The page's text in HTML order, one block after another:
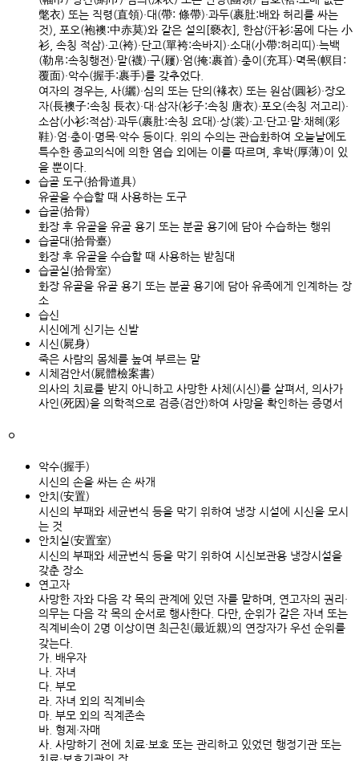
氅衣) 또는 직령(直領)·대(帶: 條帶)·과두(裹肚:배와 허리를 싸는
것), 포오(袍襖:中赤莫)와 같은 설의[褻衣], 한삼(汗衫:몸에 다는 小
衫, 속칭 적삼)·고(袴)·단고(單袴:속바지)·소대(小帶:허리띠)·늑백
(勒帛:속칭행전)·말(襪)·구(屨)·엄(掩:裹首)·충이(充耳)·멱목(幎目:
覆面)·악수(握手:裹手)를 갖추었다.
여자의 경우는, 사(纚)·심의 또는 단의(褖衣) 또는 원삼(圓衫)·장오
자(長襖子:속칭 長衣)·대·삼자(衫子:속칭 唐衣)·포오(속칭 저고리)·
소삼(小衫:적삼)·과두(裹肚:속칭 요대)·상(裳)·고·단고·말·채혜(彩
鞋)·엄·충이·명목·악수 등이다. 위의 수의는 관습화하여 오늘날에도
특수한 종교의식에 의한 염습 외에는 이를 따르며, 후박(厚薄)이 있
을 뿐이다.
습골 도구(拾骨道具)
유골을 수습할 때 사용하는 도구
습골(拾骨)
화장 후 유골을 유골 용기 또는 분골 용기에 담아 수습하는 행위
습골대(拾骨臺)
화장 후 유골을 수습할 때 사용하는 받침대
습골실(拾骨室)
화장 유골을 유골 용기 또는 분골 용기에 담아 유족에게 인계하는 장
소
습신
시신에게 신기는 신발
시신(屍身)
죽은 사람의 몸체를 높여 부르는 말
시체검안서(屍體檢案書)
의사의 치료를 받지 아니하고 사망한 사체(시신)를 살펴서, 의사가
사인(死因)을 의학적으로 검증(검안)하여 사망을 확인하는 증명서
ㅇ
악수(握手)
시신의 손을 싸는 손 싸개
안치(安置)
시신의 부패와 세균번식 등을 막기 위하여 냉장 시설에 시신을 모시
는 것
안치실(安置室)
시신의 부패와 세균번식 등을 막기 위하여 시신보관용 냉장시설을
갖춘 장소
연고자
사망한 자와 다음 각 목의 관계에 있던 자를 말하며, 연고자의 권리·
의무는 다음 각 목의 순서로 행사한다. 다만, 순위가 같은 자녀 또는
직계비속이 2명 이상이면 최근친(最近親)의 연장자가 우선 순위를
갖는다.
가. 배우자
나. 자녀
다. 부모
라. 자녀 외의 직계비속
마. 부모 외의 직계존속
바. 형제·자매
사. 사망하기 전에 치료·보호 또는 관리하고 있었던 행정기관 또는